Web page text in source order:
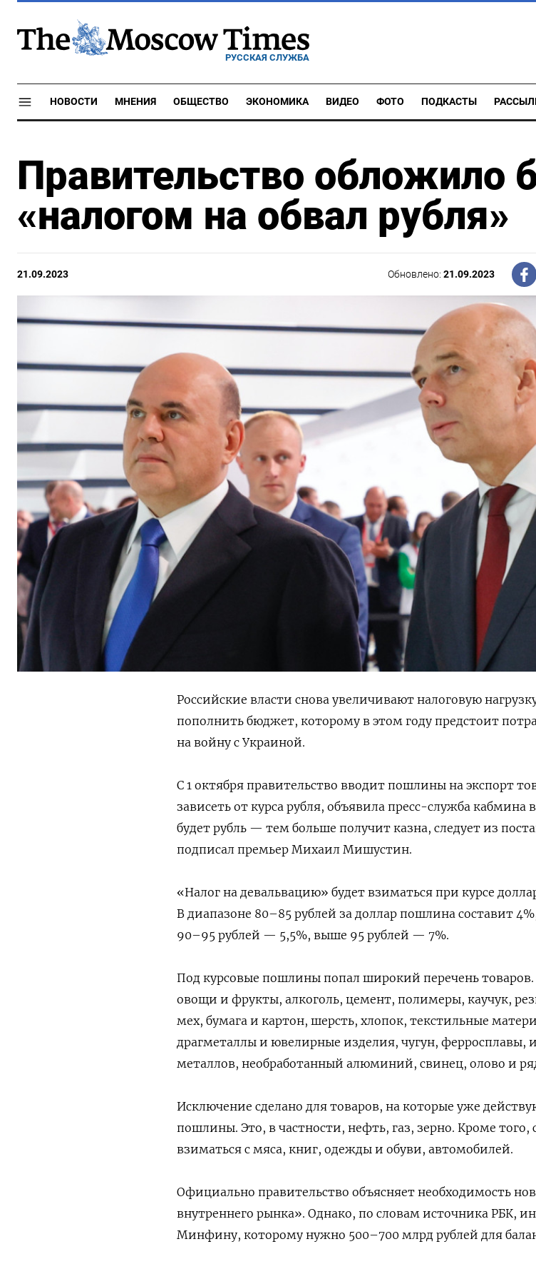
РУССКАЯ СЛУЖБА
НОВОСТИ МНЕНИЯ ОБЩЕСТВО ЭКОНОМИКА ВИДЕО ФОТО ПОДКАСТЫ
Правительство обложило
«налогом на обвал рубля»
21.09.2023 Обновлено:21.09.2023
Российские власти снова увеличивают налоговую
пополнить бюджет, которому в этом году предстоит
на войну с Украиной.
С 1 октября правительство вводит пошлины на экспорт
зависеть от курса рубля, объявила пресс-служба кабмина
будет рубль — тем больше получит казна, следует из
подписал премьер Михаил Мишустин.
«Налог на девальвацию» будет взиматься при курсе
В диапазоне 80–85 рублей за доллар пошлина составит
90–95 рублей — 5,5%, выше 95 рублей — 7%.
Под курсовые пошлины попал широкий перечень
овощи и фрукты, алкоголь, цемент, полимеры, каучук,
мех, бумага и картон, шерсть, хлопок, текстильные
драгметаллы и ювелирные изделия, чугун, ферросплавы,
металлов, необработанный алюминий, свинец, олово и
Исключение сделано для товаров, на которые уже
пошлины. Это, в частности, нефть, газ, зерно. Кроме того,
взиматься с мяса, книг, одежды и обуви, автомобилей.
Официально правительство объясняет необходимость
внутреннего рынка». Однако, по словам источника РБК,
Минфину, которому нужно 500–700 млрд рублей для